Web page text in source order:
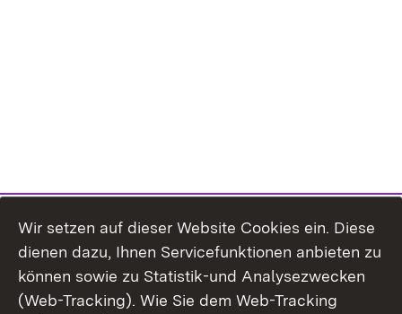
Wir setzen auf dieser Website Cookies ein. Diese
dienen dazu, Ihnen Servicefunktionen anbieten zu
können sowie zu Statistik-und Analysezwecken
(Web-Tracking). Wie Sie dem Web-Tracking